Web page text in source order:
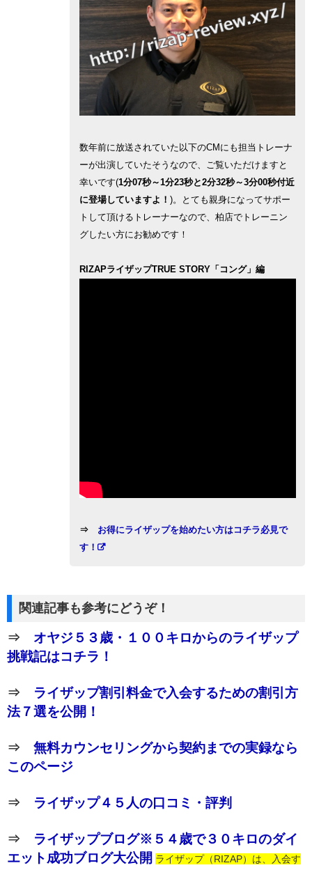
数年前に放送されていた以下のCMにも担当トレーナ
ーが出演していたそうなので、ご覧いただけますと
幸いです(1分07秒～1分23秒と2分32秒～3分00秒付近
に登場していますよ！ )。とても親身になってサポー
トして頂けるトレーナーなので、柏店でトレーニン
グしたい方にお勧めです！
RIZAPライザップTRUE STORY「コング」編
⇒
お得にライザップを始めたい方はコチラ必見で
す！
関連記事も参考にどうぞ！
⇒ オヤジ５３歳・１００キロからのライザップ
挑戦記はコチラ！
⇒ ライザップ割引料金で入会するための割引方
法７選を公開！
⇒ 無料カウンセリングから契約までの実録なら
このページ
⇒ ライザップ４５人の口コミ・評判
⇒ ライザップブログ※５４歳で３０キロのダイ
エット成功ブログ大公開 ライザップ（RIZAP）は、入会す